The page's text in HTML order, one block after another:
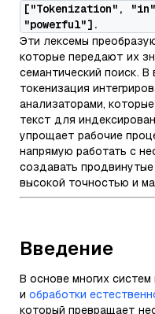
["Tokenization",
"powerful"].
Эти лексемы
которые передают их
семантический поиск.
токенизация
анализаторами,
текст для
упрощает рабочие
напрямую работать с
создавать
высокой точностью и
Введение
В основе многих систем
и обработки
который превращает